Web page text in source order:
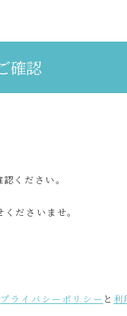
確認
ください。
ださいませ。
プライバシーポリシー と 利